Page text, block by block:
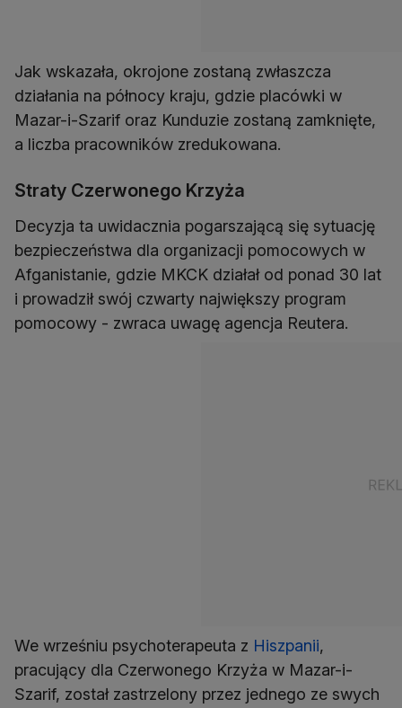
Jak wskazała, okrojone zostaną zwłaszcza
działania na północy kraju, gdzie placówki w
Mazar-i-Szarif oraz Kunduzie zostaną zamknięte,
a liczba pracowników zredukowana.
Straty Czerwonego Krzyża
Decyzja ta uwidacznia pogarszającą się sytuację
bezpieczeństwa dla organizacji pomocowych w
Afganistanie, gdzie MKCK działał od ponad 30 lat
i prowadził swój czwarty największy program
pomocowy - zwraca uwagę agencja Reutera.
We wrześniu psychoterapeuta z Hiszpanii,
pracujący dla Czerwonego Krzyża w Mazar-i-
Szarif, został zastrzelony przez jednego ze swych